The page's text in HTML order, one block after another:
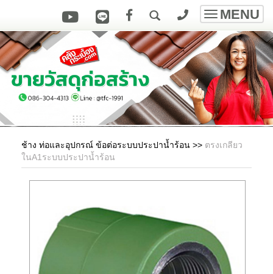
Toggle
MENU
ช้าง ท่อและอุปกรณ์ ข้อต่อระบบประปาน้ำร้อน>> ตรงเกลียว
ในA1ระบบประปาน้ำร้อน